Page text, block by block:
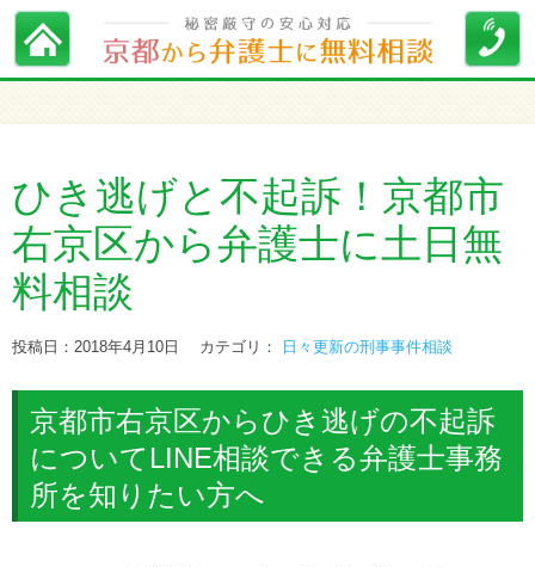
ひき逃げと不起訴！京都市
右京区から弁護士に土日無
料相談
投稿日：2018年4月10日 カテゴリ： 日々更新の刑事事件相談
京都市右京区からひき逃げの不起訴
についてLINE相談できる弁護士事務
所を知りたい方へ